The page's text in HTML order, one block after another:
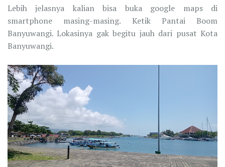
Lebih jelasnya kalian bisa buka google maps di
smartphone masing-masing. Ketik Pantai Boom
Banyuwangi. Lokasinya gak begitu jauh dari pusat Kota
Banyuwangi.